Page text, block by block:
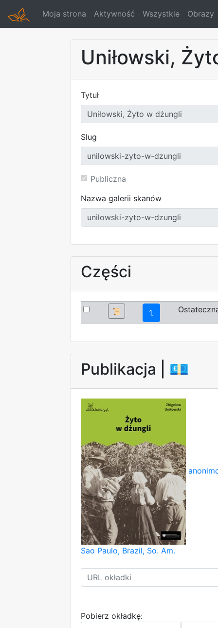
Moja strona Aktywność Wszystkie Obrazy
Uniłowski,
Tytuł
Slug
Publiczna
Nazwa galerii skanów
Części
📜 1.
Publikacja | 💶
Sao Paulo, Brazil, So. Am.
Pobierz okładkę: